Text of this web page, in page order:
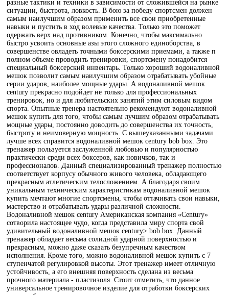
разные тактики и техники в зависимости от сложившейся на рынке
ситуации, быстрота, ловкость. В бою за победу спортсмен должен
самым наилучшим образом применить все свои приобретенные
навыки и пустить в ход волевые качества. Только это поможет
одержать верх над противником. Конечно, чтобы максимально
быстро усвоить основные азы этого сложного единоборства, в
совершенстве овладеть точными боксерскими приемами, а также п
полном объеме проводить тренировки, спортсмену понадобится
специальный боксерский инвентарь. Только хороший водоналивной
мешок позволит самым наилучшим образом отрабатывать убойные
серии ударов, наиболее мощные удары. А водоналивной мешок
century прекрасно подойдет не только для профессиональных
тренировок, но и для любительских занятий этим силовым видом
спорта. Опытные тренера настоятельно рекомендуют водоналивной
мешок купить для того, чтобы самым лучшим образом отрабатывать
мощные удары, постоянно доводить до совершенства их точность,
быстроту и неимоверную мощность. С вышеуказанными задачами
лучше всех справится водоналивной мешок century bob box. Это
тренажер пользуется заслуженной любовью и популярностью
практически среди всех боксеров, как новичков, так и
профессионалов. Данный специализированный тренажер полностью
соответствует корпусу обычного живого человека, обладающего
прекрасным атлетическим телосложением. А благодаря своим
уникальным техническим характеристикам водоналивной мешок
купить мечтают многие спортсмены, чтобы оттачивать свои навыки,
мастерство и отрабатывать удары различной сложности.
Водоналивной мешок century Американская компания «Сentury»
сотворила настоящее чудо, когда представила миру спорта свой
удивительный водоналивной мешок century> bob box. Данный
тренажер обладает весьма солидной ударной поверхностью и
прекрасным, можно даже сказать безупречным качеством
исполнения. Кроме того, можно водоналивной мешок купить с 7
ступенчатой регулировкой высоты. Этот тренажер имеет отличную
устойчивость, а его внешняя поверхность сделана из весьма
прочного материала - пластизоля. Стоит отметить, что данное
универсальное тренировочное изделие для отработки боксерских